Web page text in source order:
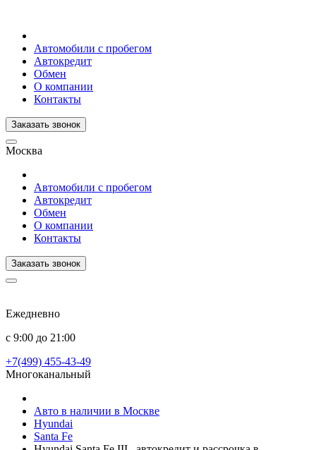
Автомобили с пробегом
Автокредит
Обмен
О компании
Контакты
Заказать звонок
Москва
Автомобили с пробегом
Автокредит
Обмен
О компании
Контакты
Заказать звонок
Ежедневно
с 9:00 до 21:00
+7(499) 455-43-49
Многоканальный
Авто в наличии в Москве
Hyundai
Santa Fe